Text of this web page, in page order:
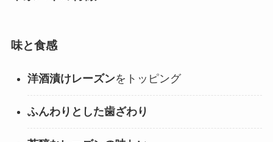
味と食感
洋酒漬けレーズンをトッピング
ふんわりとした歯ざわり